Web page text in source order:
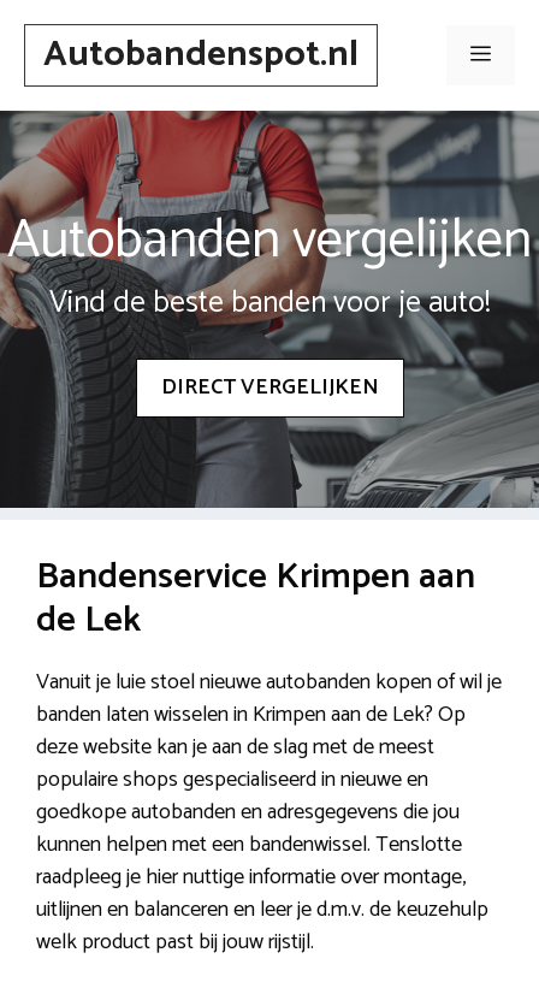
Spring
inhoudAutobandenspot.nl Menu
Autobanden vergelijken
Vind de beste banden voor je auto!
DIRECT VERGELIJKEN
Bandenservice Krimpen aan
de Lek
Vanuit je luie stoel nieuwe autobanden kopen of wil je
banden laten wisselen in Krimpen aan de Lek? Op
deze website kan je aan de slag met de meest
populaire shops gespecialiseerd in nieuwe en
goedkope autobanden en adresgegevens die jou
kunnen helpen met een bandenwissel. Tenslotte
raadpleeg je hier nuttige informatie over montage,
uitlijnen en balanceren en leer je d.m.v. de keuzehulp
welk product past bij jouw rijstijl.